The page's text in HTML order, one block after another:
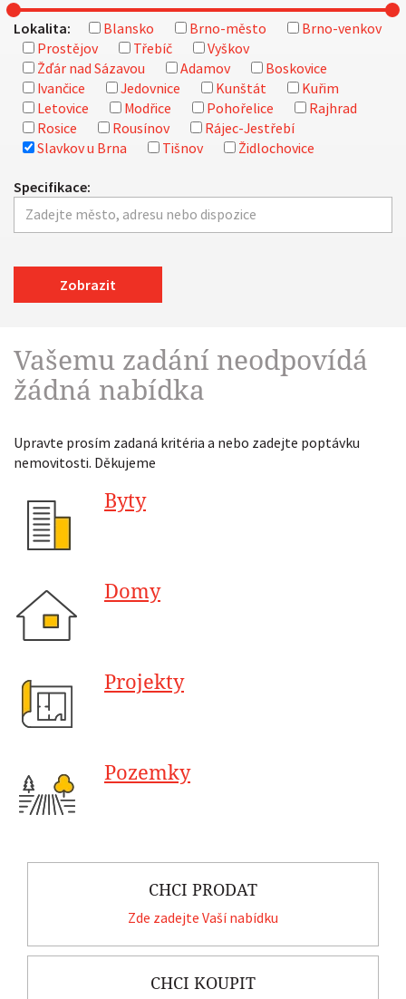
Lokalita: Blansko Brno-město
Brno-venkov
Prostějov
Třebíč
Vyškov
Žďár nad Sázavou
Adamov
Boskovice
Ivančice
Jedovnice Kunštát
Kuřim
Letovice
Modřice Pohořelice
Rajhrad
Rosice
Rousínov
Rájec-Jestřebí
Slavkov u Brna
Tišnov Židlochovice
Specifikace:
Zobrazit
Vašemu zadání neodpovídá
žádná nabídka
Upravte prosím zadaná kritéria a nebo zadejte poptávku
nemovitosti. Děkujeme
Byty
Domy
Projekty
Pozemky
CHCI PRODAT
Zde zadejte Vaší nabídku
CHCI KOUPIT